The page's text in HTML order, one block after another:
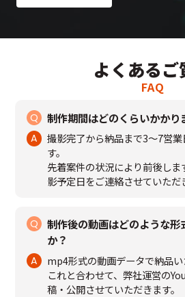
よくあるご
FAQ
制作期間はどのくらいかかり
撮影完了から納品まで3～7営
す。
先着案件の状況により前後し
影予定日をご連絡させていただ
制作後の動画はどのような形
か？
mp4形式の動画データで納品い
これと合わせて、弊社運営の
稿・公開させていただきます。